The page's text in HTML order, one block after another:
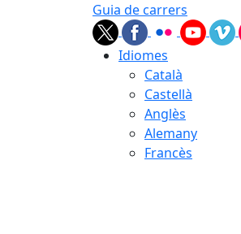
Guia de carrers
Idiomes
Català
Castellà
Anglès
Alemany
Francès